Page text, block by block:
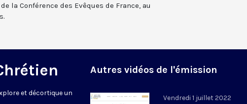
la Conférence des Evêques de France, au
et décortique un
Autres vidéos de l'émission
Vendredi 1 juillet 2022